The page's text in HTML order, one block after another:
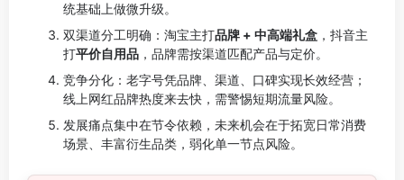
统基础上做微升级。
双渠道分工明确：淘宝主打品牌 + 中高端礼盒 ，抖音主
打平价自用品 ，品牌需按渠道匹配产品与定价。
竞争分化：老字号凭品牌、渠道、口碑实现长效经营；
线上网红品牌热度来去快，需警惕短期流量风险。
发展痛点集中在节令依赖，未来机会在于拓宽日常消费
场景、丰富衍生品类，弱化单一节点风险。